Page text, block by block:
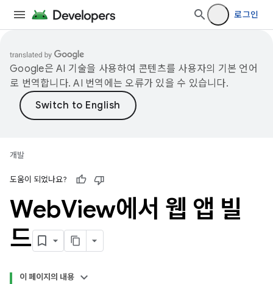
로그인
Google은 AI 기술을 사용하여 콘텐츠를 사용자의 기본 언어
로 번역합니다. AI 번역에는 오류가 있을 수 있습니다.
개발
도움이 되었나요?
WebView에서 웹 앱 빌
드
이 페이지의 내용